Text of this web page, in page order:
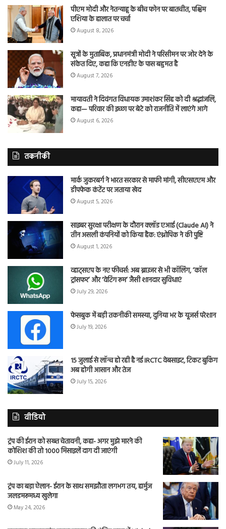
पीएम मोदी और नेतन्याहू के बीच फोन पर बातचीत, पश्चिम
एशिया के हालात पर चर्चा
August 8, 2026
सूत्रों के मुताबिक, प्रधानमंत्री मोदी ने परिसीमन पर जोर देने के
संकेत दिए, कहा कि एनडीए के पास बहुमत है
August 7, 2026
मायावती ने दिवंगत विधायक उमाशंकर सिंह को दी श्रद्धांजलि,
कहा— परिवार की इच्छा पर बेटे को राजनीति में लाएंगे आगे
August 6, 2026
तकनीकी
मार्क जुकरबर्ग ने भारत सरकार से माफी मांगी, सीएसएएम और
डीपफेक कंटेंट पर जताया खेद
August 5, 2026
साइबर सुरक्षा परीक्षण के दौरान क्लॉड एआई (Claude AI) ने
तीन असली कंपनियों को किया हैक: एंथ्रोपिक ने की पुष्टि
August 1, 2026
व्हाट्सएप के नए फीचर्स: अब ब्राउजर से भी कॉलिंग, ‘कॉल
ट्रांसफर’ और ‘वेटिंग रूम’ जैसी शानदार सुविधाएं
July 29, 2026
फेसबुक में बड़ी तकनीकी समस्या, दुनिया भर के यूजर्स परेशान
July 19, 2026
15 जुलाई से लॉन्च हो रही है नई IRCTC वेबसाइट, टिकट बुकिंग
अब होगी आसान और तेज
July 15, 2026
वीडियो
ट्रंप की ईरान को सख्त चेतावनी, कहा- अगर मुझे मारने की
कोशिश की तो 1000 मिसाइलें दाग दी जाएंगी
July 11, 2026
ट्रंप का बड़ा ऐलान- ईरान के साथ समझौता लगभग तय, हार्मुज
जलडमरूमध्य खुलेगा
May 24, 2026